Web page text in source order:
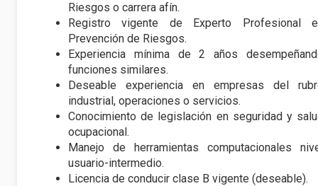
Riesgos o carrera afín.
Registro vigente de Experto Profesional
Prevención de Riesgos.
Experiencia mínima de 2 años
funciones similares.
Deseable experiencia en empresas del
industrial, operaciones o servicios.
Conocimiento de legislación en seguridad y
ocupacional.
Manejo de herramientas computacionales
usuario-intermedio.
Licencia de conducir clase B vigente (deseable).